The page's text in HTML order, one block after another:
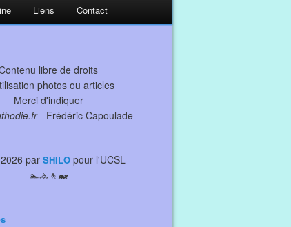
Liens Contact
libre de droits
photos ou articles
Merci d'indiquer
- Frédéric Capoulade -
par SHILOpour l'UCSL
🏊🚣🚶🐋